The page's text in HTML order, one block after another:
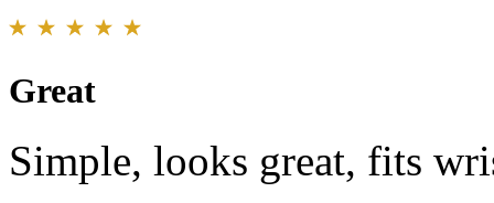
Great
Simple, looks great, fits